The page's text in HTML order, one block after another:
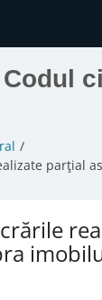
Codul
parţial